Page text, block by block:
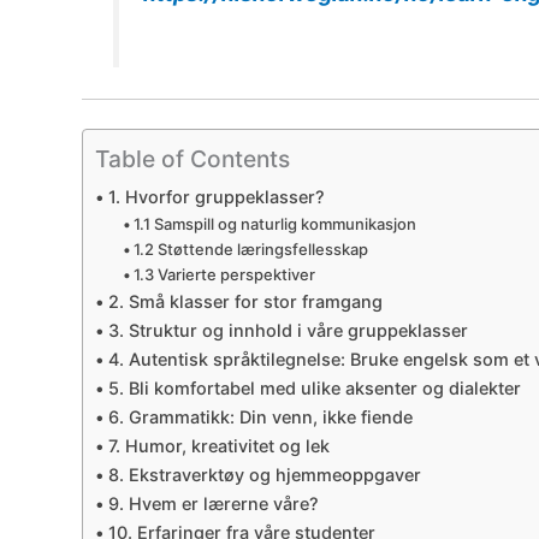
Table of Contents
1. Hvorfor gruppeklasser?
1.1 Samspill og naturlig kommunikasjon
1.2 Støttende læringsfellesskap
1.3 Varierte perspektiver
2. Små klasser for stor framgang
3. Struktur og innhold i våre gruppeklasser
4. Autentisk språktilegnelse: Bruke engelsk som et
5. Bli komfortabel med ulike aksenter og dialekter
6. Grammatikk: Din venn, ikke fiende
7. Humor, kreativitet og lek
8. Ekstraverktøy og hjemmeoppgaver
9. Hvem er lærerne våre?
10. Erfaringer fra våre studenter